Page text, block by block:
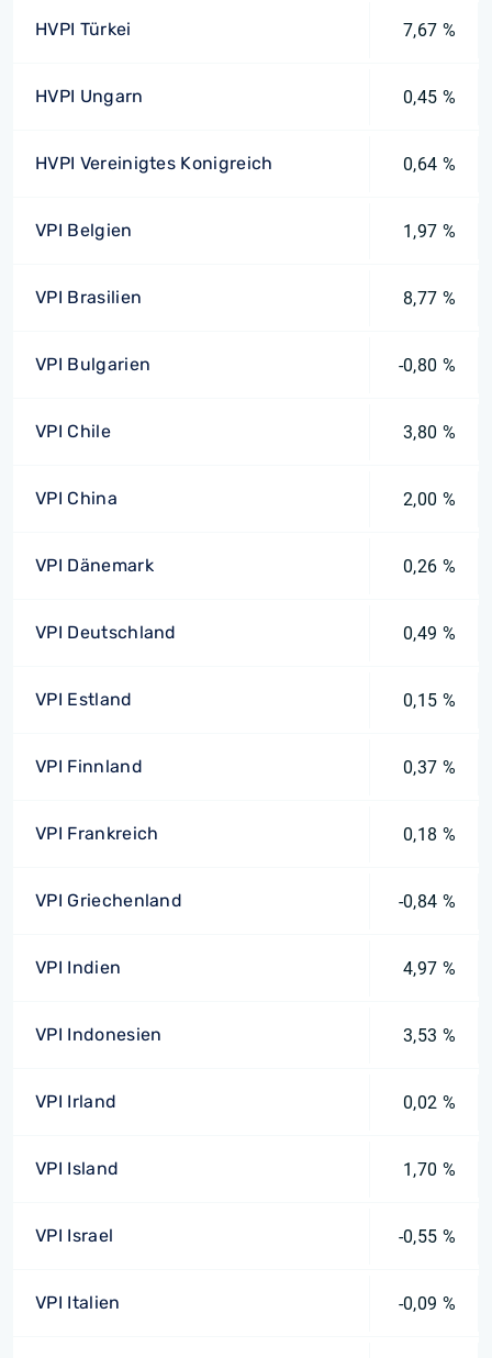
HVPI Türkei 7,67 %
HVPI Ungarn 0,45 %
HVPI Vereinigtes Konigreich 0,64 %
VPI Belgien 1,97 %
VPI Brasilien 8,77 %
VPI Bulgarien -0,80 %
VPI Chile 3,80 %
VPI China 2,00 %
VPI Dänemark 0,26 %
VPI Deutschland 0,49 %
VPI Estland 0,15 %
VPI Finnland 0,37 %
VPI Frankreich 0,18 %
VPI Griechenland -0,84 %
VPI Indien 4,97 %
VPI Indonesien 3,53 %
VPI Irland 0,02 %
VPI Island 1,70 %
VPI Israel -0,55 %
VPI Italien -0,09 %